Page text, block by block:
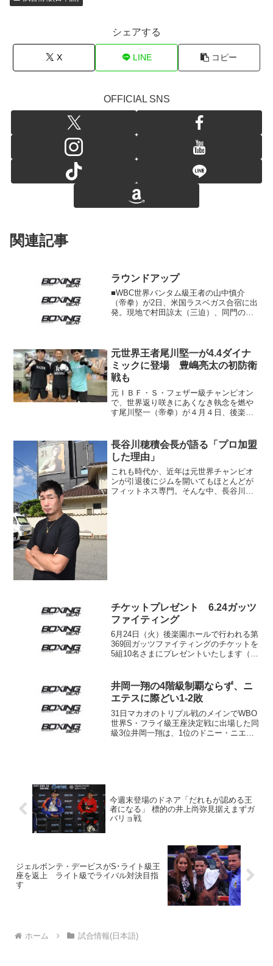
シェアする
X LINE コピー
OFFICIAL SNS
関連記事
ラウンドアップ
■WBC世界バンタム級王者の山中慎介
（帝拳）が2日、米国ラスベガス合宿に出
発。現地で村田諒太（三迫）、同門のホ
淳雅が角海老宝...
元世界王者尾川堅一が4.4ダイナ
ミックに登場 豊嶋亮太の初防衛
戦も
元ＩＢＦ・Ｓ・フェザー級チャンピオン
で、世界返り咲きにあくなき執念を燃や
す尾川堅一（帝拳）が４月４日、後楽園
ックス・カプロイ（比）と132ポンド契約
10...
長谷川穂積会長が語る「プロ加盟
した理由」
これも時代か、近年は元世界チャンピオ
ンが引退後にジムを開いてもほとんどが
フィットネス専門。そんな中、長谷川穂
チケットプレゼント 6.24ガッツ
ファイティング
6月24日（火）後楽園ホールで行われる第
369回ガッツファイティングのチケットを
5組10名さまにプレゼントいたします（協
（山上）。日本王者から東洋太平洋王者
にステッ...
井岡一翔の4階級制覇ならず、ニ
エテスに際どい1-2敗
31日マカオのトリプル戦のメインでWBO
世界S・フライ級王座決定戦に出場した同
級3位井岡一翔は、1位のドニー・ニエテ
今週末登場のドネア「だれもが認める王
者になる」 標的の井上尚弥見据えまずガ
バリョ戦
ジェルボンテ・デービスがS･ライト級王
座を返上 ライト級でライバル対決目指
す
ホーム 試合情報(日本語)